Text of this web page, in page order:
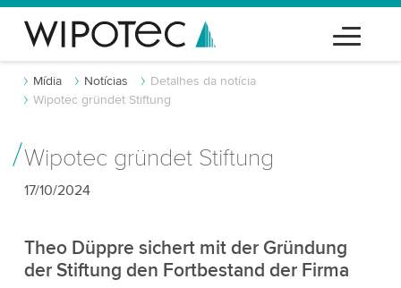
Mídia Notícias
Detalhes da notícia
Wipotec gründet Stiftung
Wipotec gründet Stiftung
17/10/2024
Theo Düppre sichert mit der Gründung
der Stiftung den Fortbestand der Firma